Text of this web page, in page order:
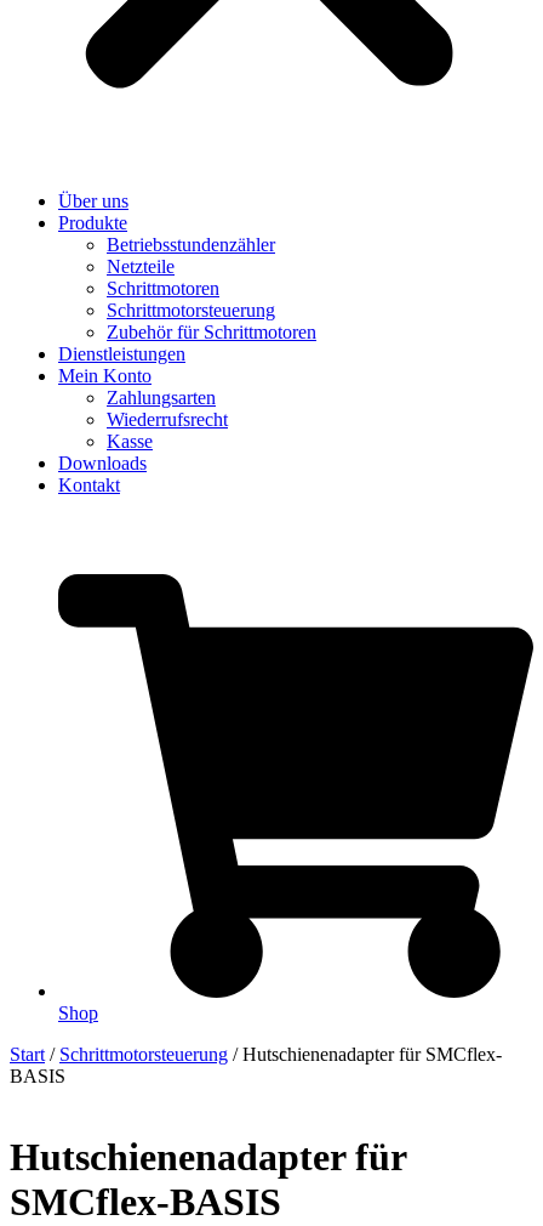
Über uns
Produkte
Betriebsstundenzähler
Netzteile
Schrittmotoren
Schrittmotorsteuerung
Zubehör für Schrittmotoren
Dienstleistungen
Mein Konto
Zahlungsarten
Wiederrufsrecht
Kasse
Downloads
Kontakt
Shop
Start / Schrittmotorsteuerung / Hutschienenadapter für SMCflex-
BASIS
Hutschienenadapter für
SMCflex-BASIS